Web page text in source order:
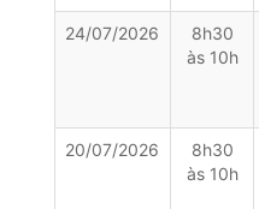
24/07/2026
8h30
às 10h
20/07/2026
8h30
às 10h